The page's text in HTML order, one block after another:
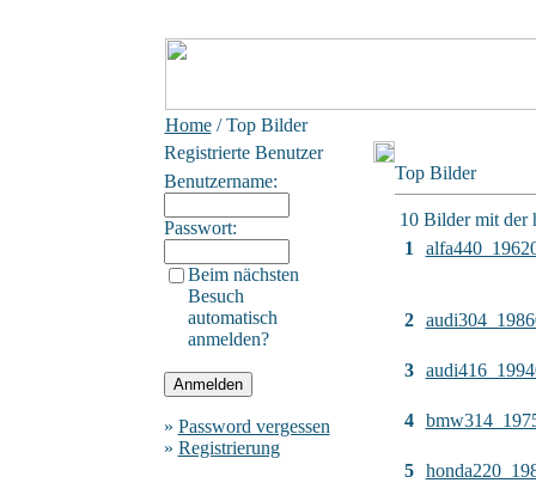
Home/ Top Bilder
Registrierte Benutzer
Benutzername:
Passwort:
Beim nächsten
Besuch
automatisch
anmelden?
» Password vergessen
» Registrierung
Top Bilder
10 Bilder mit der
1
2
3
4
5